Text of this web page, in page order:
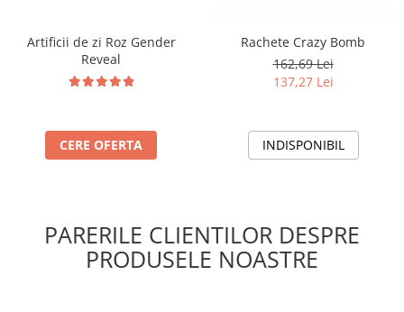
Artificii de zi Roz Gender
Reveal
CERE OFERTA
Rachete Crazy Bomb
162,69 Lei
137,27 Lei
INDISPONIBIL
PARERILE CLIENTILOR DESPRE
PRODUSELE NOASTRE